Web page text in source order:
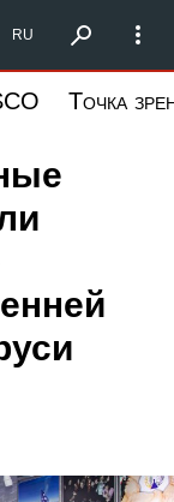
Запад
RU
Точка